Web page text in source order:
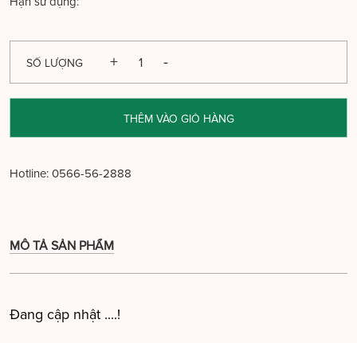
SỐ LƯỢNG
THÊM VÀO GIỎ HÀNG
Hotline: 0566-56-2888
MÔ TẢ SẢN PHẨM
Đang cập nhật ....!